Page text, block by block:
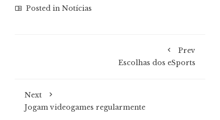
Posted in Notícias
Prev
Escolhas dos eSports
Next
Jogam videogames regularmente